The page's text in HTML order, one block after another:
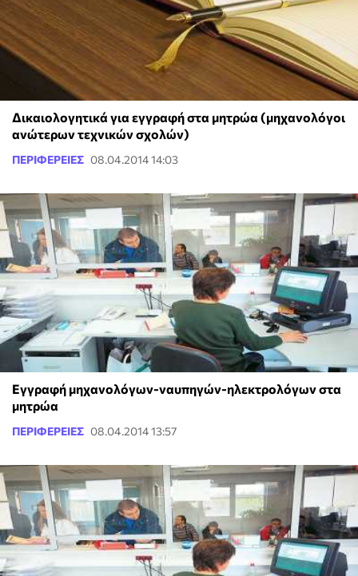
Δικαιολογητικά για εγγραφή στα μητρώα (μηχανολόγοι
ανώτερων τεχνικών σχολών)
ΠΕΡΙΦΕΡΕΙΕΣ 08.04.2014 14:03
Εγγραφή μηχανολόγων-ναυπηγών-ηλεκτρολόγων στα
μητρώα
ΠΕΡΙΦΕΡΕΙΕΣ 08.04.2014 13:57